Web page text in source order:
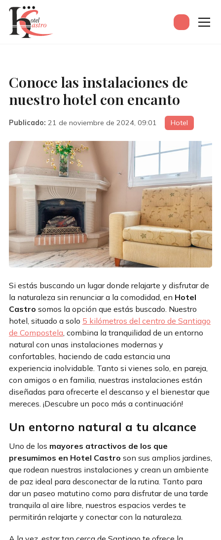
Conoce las instalaciones de
nuestro hotel con encanto
Publicado: 21 de noviembre de 2024, 09:01 Hotel
Si estás buscando un lugar donde relajarte y disfrutar de
la naturaleza sin renunciar a la comodidad, en Hotel
Castro somos la opción que estás buscado. Nuestro
hotel, situado a solo 5 kilómetros del centro de Santiago
de Compostela, combina la tranquilidad de un entorno
natural con unas instalaciones modernas y
confortables, haciendo de cada estancia una
experiencia inolvidable. Tanto si vienes solo, en pareja,
con amigos o en familia, nuestras instalaciones están
diseñadas para ofrecerte el descanso y el bienestar que
mereces. ¡Descubre un poco más a continuación!
Un entorno natural a tu alcance
Uno de los mayores atractivos de los que
presumimos en Hotel Castro son sus amplios jardines,
que rodean nuestras instalaciones y crean un ambiente
de paz ideal para desconectar de la rutina. Tanto para
dar un paseo matutino como para disfrutar de una tarde
tranquila al aire libre, nuestros espacios verdes te
permitirán relajarte y conectar con la naturaleza.